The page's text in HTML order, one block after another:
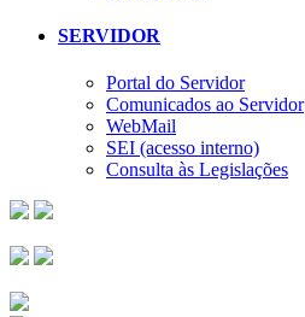
SERVIDOR
Portal do Servidor
Comunicados ao Servidor
WebMail
SEI (acesso interno)
Consulta às Legislações